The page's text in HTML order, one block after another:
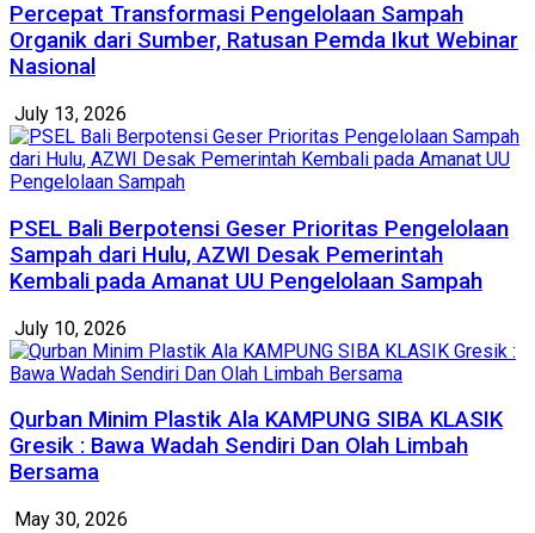
Percepat Transformasi Pengelolaan Sampah
Organik dari Sumber, Ratusan Pemda Ikut Webinar
Nasional
July 13, 2026
PSEL Bali Berpotensi Geser Prioritas Pengelolaan
Sampah dari Hulu, AZWI Desak Pemerintah
Kembali pada Amanat UU Pengelolaan Sampah
July 10, 2026
Qurban Minim Plastik Ala KAMPUNG SIBA KLASIK
Gresik : Bawa Wadah Sendiri Dan Olah Limbah
Bersama
May 30, 2026